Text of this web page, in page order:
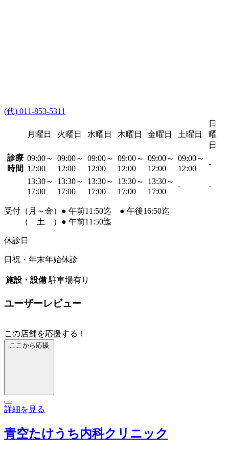
(代) 011-853-5311
月曜日 火曜日 水曜日 木曜日 金曜日 土曜日
日
曜
日
診療
時間
09:00～
12:00
09:00～
12:00
09:00～
12:00
09:00～
12:00
09:00～
12:00
09:00～
12:00
-
13:30～
17:00
13:30～
17:00
13:30～
17:00
13:30～
17:00
13:30～
17:00
- -
受付（月～金）● 午前11:50迄 ● 午後16:50迄
（ 土 ）● 午前11:50迄
休診日
日祝・年末年始休診
施設・設備 駐車場有り
ユーザーレビュー
この店舗を応援する！
ここから応援
詳細を見る
青空たけうち内科クリニック